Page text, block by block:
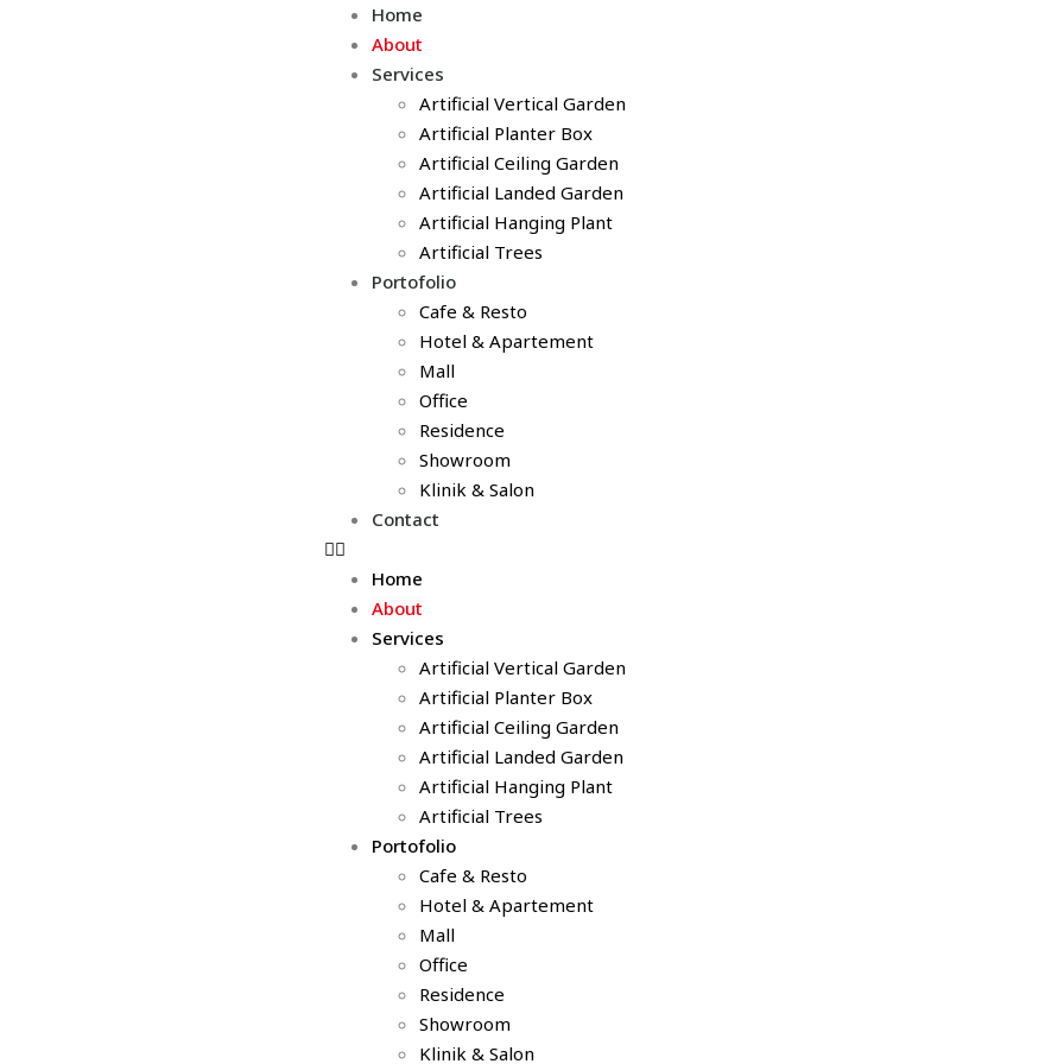
Home
About
Services
Artificial Vertical Garden
Artificial Planter Box
Artificial Ceiling Garden
Artificial Landed Garden
Artificial Hanging Plant
Artificial Trees
Portofolio
Cafe & Resto
Hotel & Apartement
Mall
Office
Residence
Showroom
Klinik & Salon
Contact
Home
About
Services
Artificial Vertical Garden
Artificial Planter Box
Artificial Ceiling Garden
Artificial Landed Garden
Artificial Hanging Plant
Artificial Trees
Portofolio
Cafe & Resto
Hotel & Apartement
Mall
Office
Residence
Showroom
Klinik & Salon